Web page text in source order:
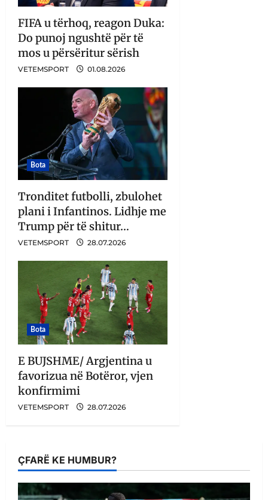
FIFA u tërhoq, reagon Duka:
Do punoj ngushtë për të
mos u përsëritur sërish
VETEMSPORT 01.08.2026
Bota
Tronditet futbolli, zbulohet
plani i Infantinos. Lidhje me
Trump për të shitur…
VETEMSPORT 28.07.2026
Bota
E BUJSHME/ Argjentina u
favorizua në Botëror, vjen
konfirmimi
VETEMSPORT 28.07.2026
ÇFARË KE HUMBUR?